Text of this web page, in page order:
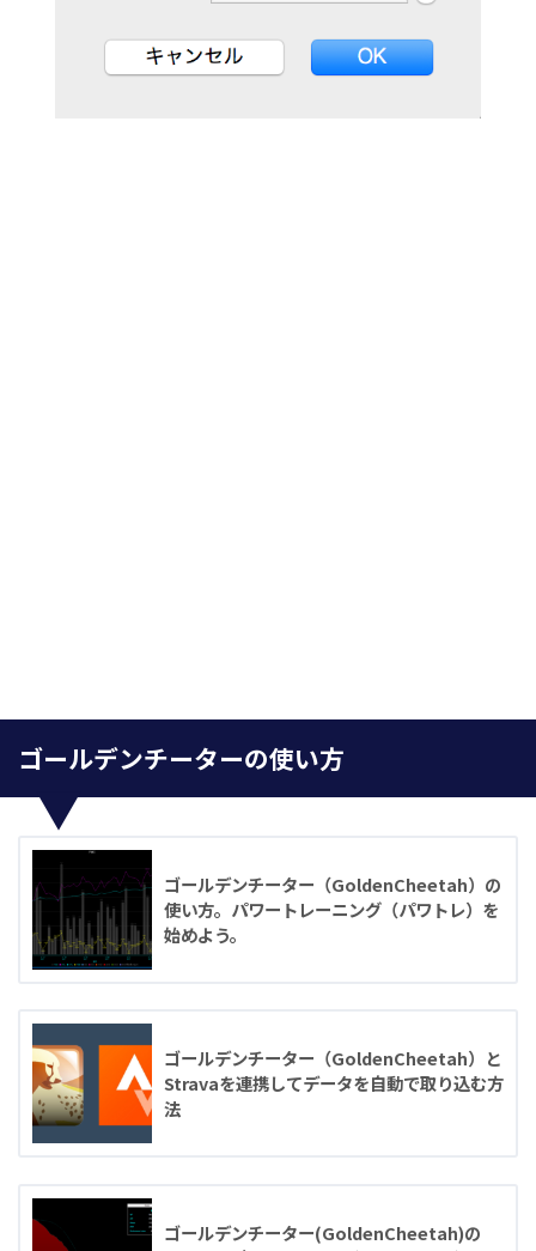
ゴールデンチーターの使い方
ゴールデンチーター（GoldenCheetah）の
使い方。パワートレーニング（パワトレ）を
始めよう。
ゴールデンチーター（GoldenCheetah）と
Stravaを連携してデータを自動で取り込む方
法
ゴールデンチーター(GoldenCheetah)の